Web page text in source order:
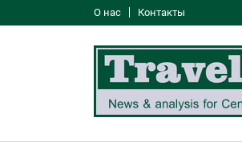
О нас Контакты